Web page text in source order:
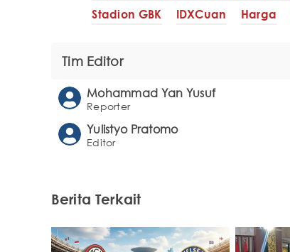
Stadion GBK
IDXCuan Harga
Tim Editor
Mohammad Yan Yusuf
Reporter
Yulistyo Pratomo
Editor
Berita Terkait